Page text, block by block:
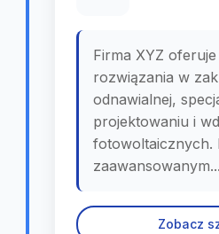
Firma XYZ
rozwiązania w
odnawialnej,
projektowaniu i
fotowoltaicznych.
zaawansowanym...
Zobacz